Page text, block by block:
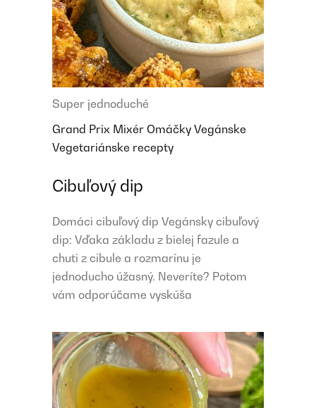
Super jednoduché
Grand Prix Mixér Omáčky Vegánske
Vegetariánske recepty
Cibuľový dip
Domáci cibuľový dip Vegánsky cibuľový
dip: Vďaka základu z bielej fazule a
chuti z cibule a rozmarínu je
jednoducho úžasný. Neveríte? Potom
vám odporúčame vyskúša